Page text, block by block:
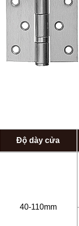
Độ dày cửa
40-110mm